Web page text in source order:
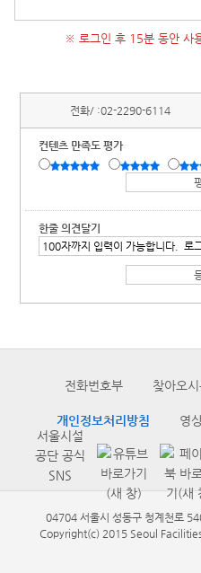
※ 로그인 후 15분 동안 사
전화/ :02-2290-6114
컨텐츠 만족도 평가
한줄 의견달기
전화번호부 찾아오
개인정보처리방침
영
서울시설
공단 공식
SNS
04704 서울시 성동구 청계천로
Copyright(c) 2015 Seoul